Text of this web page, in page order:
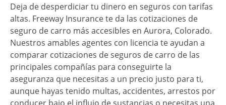
Deja de desperdiciar tu dinero en seguros con tarifas
altas. Freeway Insurance te da las cotizaciones de
seguro de carro más accesibles en Aurora, Colorado.
Nuestros amables agentes con licencia te ayudan a
comparar cotizaciones de seguros de carro de las
principales compañías para conseguirte la
aseguranza que necesitas a un precio justo para ti,
aunque hayas tenido multas, accidentes, arrestos por